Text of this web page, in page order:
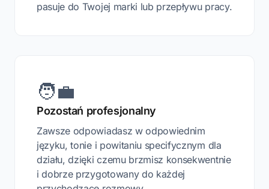
pasuje do Twojej marki lub przepływu pracy.
🧑‍💼
Pozostań profesjonalny
Zawsze odpowiadasz w odpowiednim
języku, tonie i powitaniu specifycznym dla
działu, dzięki czemu brzmisz konsekwentnie
i dobrze przygotowany do każdej